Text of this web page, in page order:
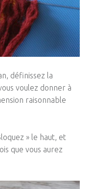
définissez la
voulez donner à
raisonnable
» le haut, et
que vous aurez